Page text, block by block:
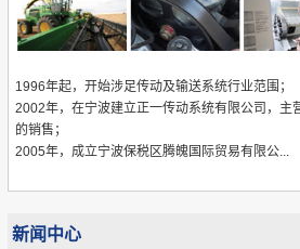
1996年起，开始涉足传动及输送系统行业范围；
2002年，在宁波建立正一传动系统有限公司，主
的销售；
2005年，成立宁波保税区腾魄国际贸易有限公...
新闻中心